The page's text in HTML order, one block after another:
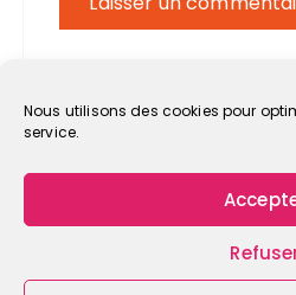
Nous utilisons des cookies pour
service.